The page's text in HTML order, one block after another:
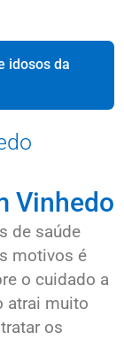
idosos da
Vinhedo
de saúde
motivos é
o cuidado a
atrai muito
os